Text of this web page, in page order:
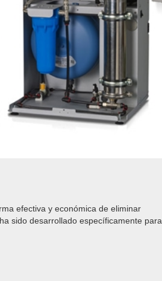
efectiva y económica de eliminar
sido desarrollado específicamente para